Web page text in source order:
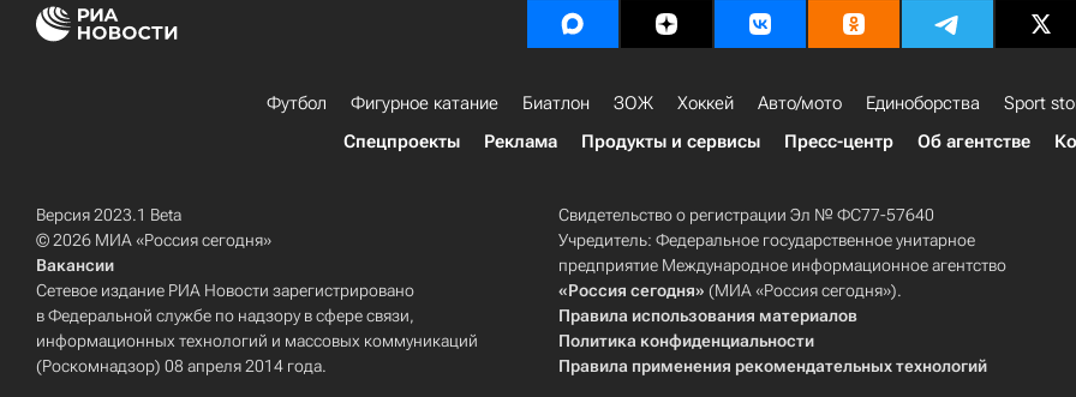
Футбол Фигурное катание Биатлон ЗОЖ Хоккей Авто/мото Единоборства Sport
Спецпроекты
Реклама Продукты и сервисы Пресс-центр Об агентстве
Версия 2023.1 Beta
© 2026 МИА «Россия сегодня»
Вакансии
Сетевое издание РИА Новости зарегистрировано
в Федеральной службе по надзору в сфере связи,
информационных технологий и массовых коммуникаций
(Роскомнадзор) 08 апреля 2014 года.
Свидетельство о регистрации Эл № ФС77-57640
Учредитель: Федеральное государственное унитарное
предприятие Международное информационное агентство
«Россия сегодня» (МИА «Россия сегодня»).
Правила использования материалов
Политика конфиденциальности
Правила применения рекомендательных технологий